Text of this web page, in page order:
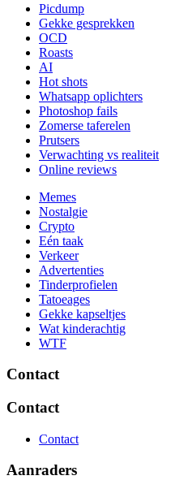
Picdump
Gekke gesprekken
OCD
Roasts
AI
Hot shots
Whatsapp oplichters
Photoshop fails
Zomerse taferelen
Prutsers
Verwachting vs realiteit
Online reviews
Memes
Nostalgie
Crypto
Eén taak
Verkeer
Advertenties
Tinderprofielen
Tatoeages
Gekke kapseltjes
Wat kinderachtig
WTF
Contact
Contact
Contact
Aanraders